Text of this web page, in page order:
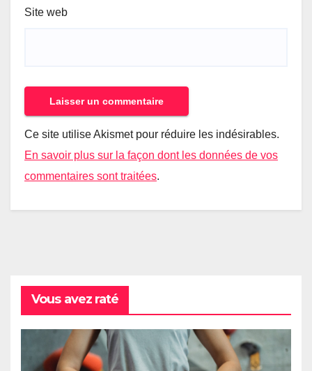
Site web
Ce site utilise Akismet pour réduire les indésirables.
En savoir plus sur la façon dont les données de vos
commentaires sont traitées.
Vous avez raté